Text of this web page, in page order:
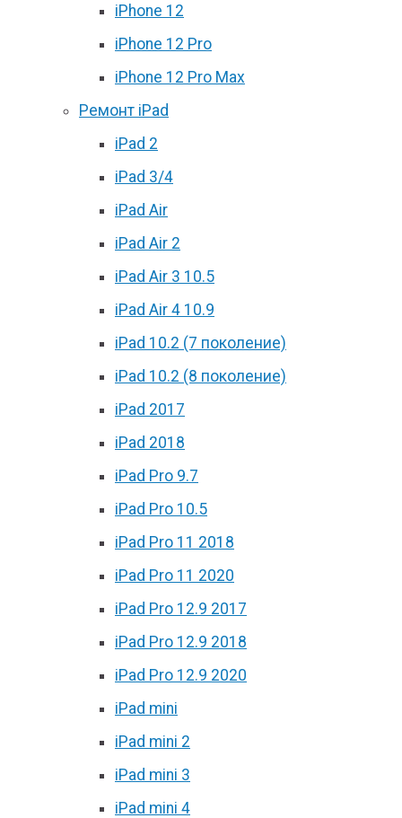
iPhone 12
iPhone 12 Pro
iPhone 12 Pro Max
Ремонт iPad
iPad 2
iPad 3/4
iPad Air
iPad Air 2
iPad Air 3 10.5
iPad Air 4 10.9
iPad 10.2 (7 поколение)
iPad 10.2 (8 поколение)
iPad 2017
iPad 2018
iPad Pro 9.7
iPad Pro 10.5
iPad Pro 11 2018
iPad Pro 11 2020
iPad Pro 12.9 2017
iPad Pro 12.9 2018
iPad Pro 12.9 2020
iPad mini
iPad mini 2
iPad mini 3
iPad mini 4